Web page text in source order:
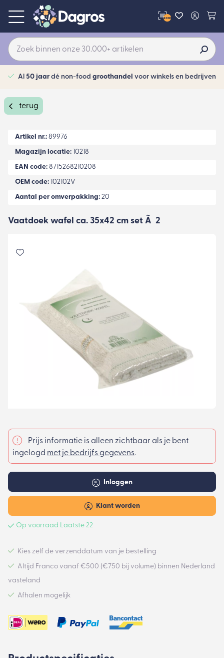
scan
Al 50 jaar dé non-food groothandel voor winkels en bedrijven
terug
Vaatdoek wafel ca. 35x42 cm set Ã 2
Op voorraad Laatste 22
Artikel nr.: 89976
Magazijn locatie: 10218
EAN code: 8715268210208
OEM code: 102102V
Aantal per omverpakking: 20
Prijs informatie is alleen zichtbaar als je bent
ingelogd met je bedrijfs gegevens.
Inloggen
Klant worden
Kies zelf de verzenddatum van je bestelling
Altijd Franco vanaf €500 (€750 bij volume) binnen Nederland
vasteland
Afhalen mogelijk